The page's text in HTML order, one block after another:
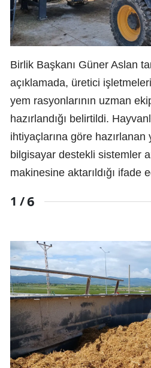
Birlik Başkanı Güner Aslan
açıklamada, üretici
yem rasyonlarının uzman
hazırlandığı belirtildi.
ihtiyaçlarına göre hazırlanan
bilgisayar destekli sistemler
makinesine aktarıldığı ifade
1 /6